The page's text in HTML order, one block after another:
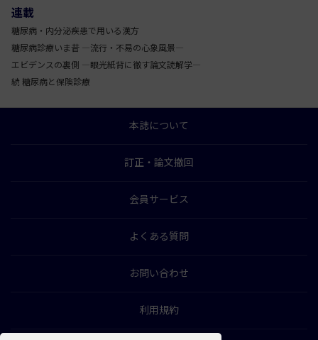
連載
糖尿病・内分泌疾患で用いる漢方
糖尿病診療いま昔 ―流行・不易の心象風景―
エビデンスの裏側 ―眼光紙背に徹す論文読解学―
続 糖尿病と保険診療
本誌について
訂正・論文撤回
会員サービス
よくある質問
お問い合わせ
利用規約